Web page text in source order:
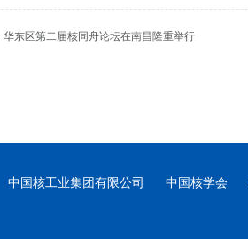
华东区第二届核同舟论坛在南昌隆重举行
中国核工业集团有限公司 中国核学会